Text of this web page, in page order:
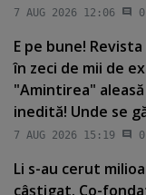
7 AUG 2026 12:06 0
E pe bune!
în zeci de mii de
"Amintirea"
inedită! Unde se
7 AUG 2026 15:19 0
Li s-au cerut
câştigat. Co-